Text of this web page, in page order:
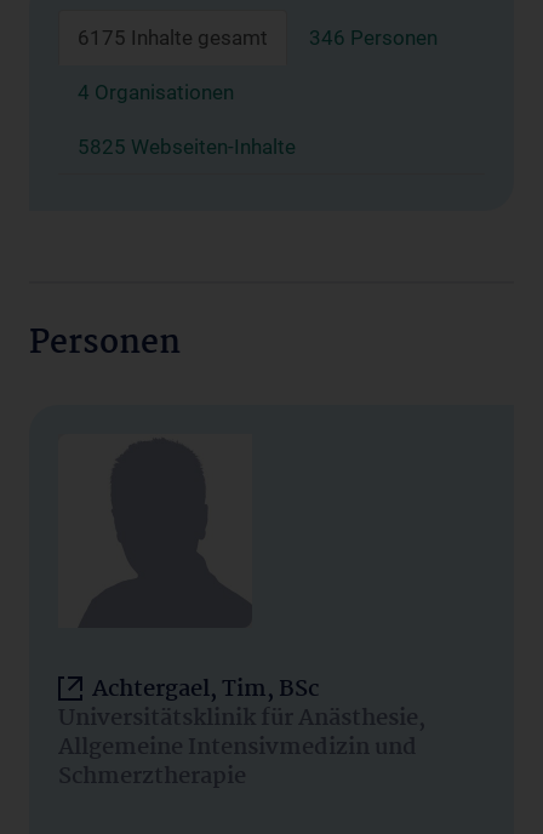
6175 Inhalte gesamt 346 Personen
4 Organisationen
5825 Webseiten-Inhalte
Personen
Achtergael, Tim, BSc
Universitätsklinik für Anästhesie,
Allgemeine Intensivmedizin und
Schmerztherapie